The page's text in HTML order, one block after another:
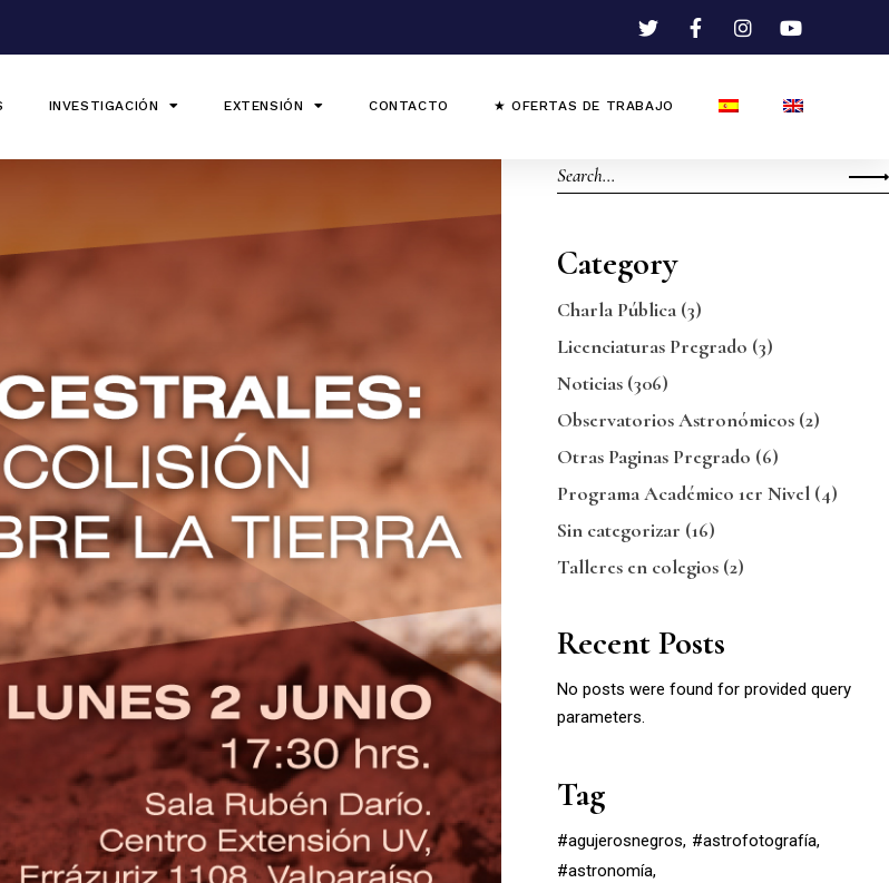
INVESTIGACIÓN EXTENSIÓN CONTACTO ★ OFERTAS DE TRABAJO
Category
Charla Pública(3)
Licenciaturas Pregrado (3)
Noticias(306)
Observatorios Astronómicos(2)
Otras Paginas Pregrado (6)
Programa Académico 1er Nivel(4)
Sin categorizar (16)
Talleres en colegios(2)
Recent Posts
No posts were found for provided query
parameters.
Tag
#agujerosnegros #astrofotografía
#astronomía